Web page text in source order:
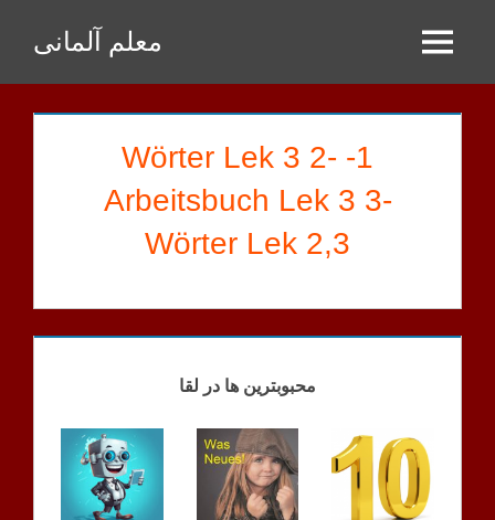
Inhalt
springen
معلم آلمانی Menu
1- Wörter Lek 3 2-
Arbeitsbuch Lek 3 3-
Wörter Lek 2,3
محبوبترین ها در لقا